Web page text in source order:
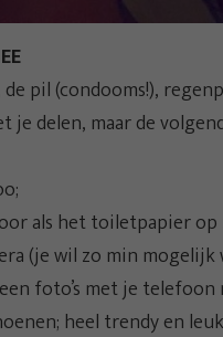
pil (condooms!),
je delen, maar de
als het toiletpapier op
(je wil zo min
foto’s met je telefoon
heel trendy en